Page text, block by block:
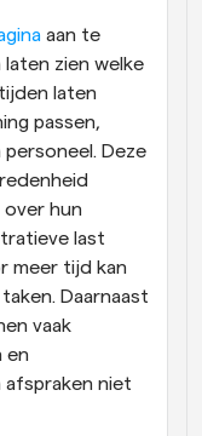
aan te
zien welke
laten
passen,
Deze
hun
last
meer tijd kan
Daarnaast
vaak
en
afspraken niet